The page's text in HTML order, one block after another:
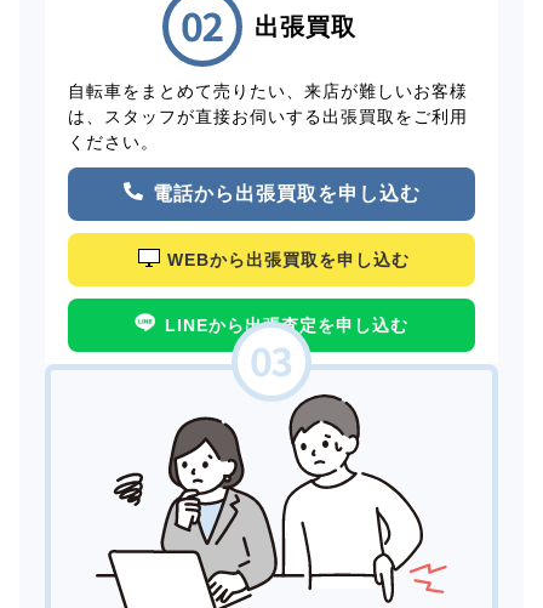
出張買取
自転車をまとめて売りたい、来店が難しいお客様
は、スタッフが直接お伺いする出張買取をご利用
ください。
電話から出張買取を申し込む
WEBから出張買取を申し込む
LINEから出張査定を申し込む